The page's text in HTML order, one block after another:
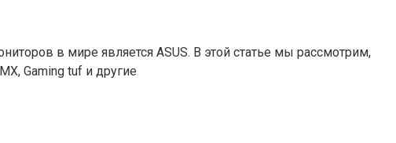
в мире является ASUS. В этой статье мы рассмотрим,
Gaming tuf и другие